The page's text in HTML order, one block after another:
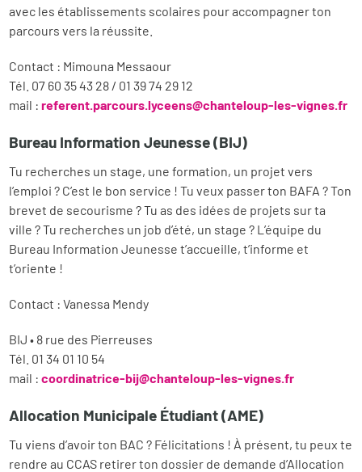
avec les établissements scolaires pour accompagner ton
parcours vers la réussite.
Contact : Mimouna Messaour
Tél. 07 60 35 43 28 / 01 39 74 29 12
mail :referent.parcours.lyceens@chanteloup-les-vignes.fr
Bureau Information Jeunesse (BIJ)
Tu recherches un stage, une formation, un projet vers
l’emploi ? C’est le bon service ! Tu veux passer ton BAFA ? Ton
brevet de secourisme ? Tu as des idées de projets sur ta
ville ? Tu recherches un job d’été, un stage ? L’équipe du
Bureau Information Jeunesse t’accueille, t’informe et
t’oriente !
Contact : Vanessa Mendy
BIJ • 8 rue des Pierreuses
Tél. 01 34 01 10 54
mail :coordinatrice-bij@chanteloup-les-vignes.fr
Allocation Municipale Étudiant (AME)
Tu viens d’avoir ton BAC ? Félicitations ! À présent, tu peux te
rendre au CCAS retirer ton dossier de demande d’Allocation